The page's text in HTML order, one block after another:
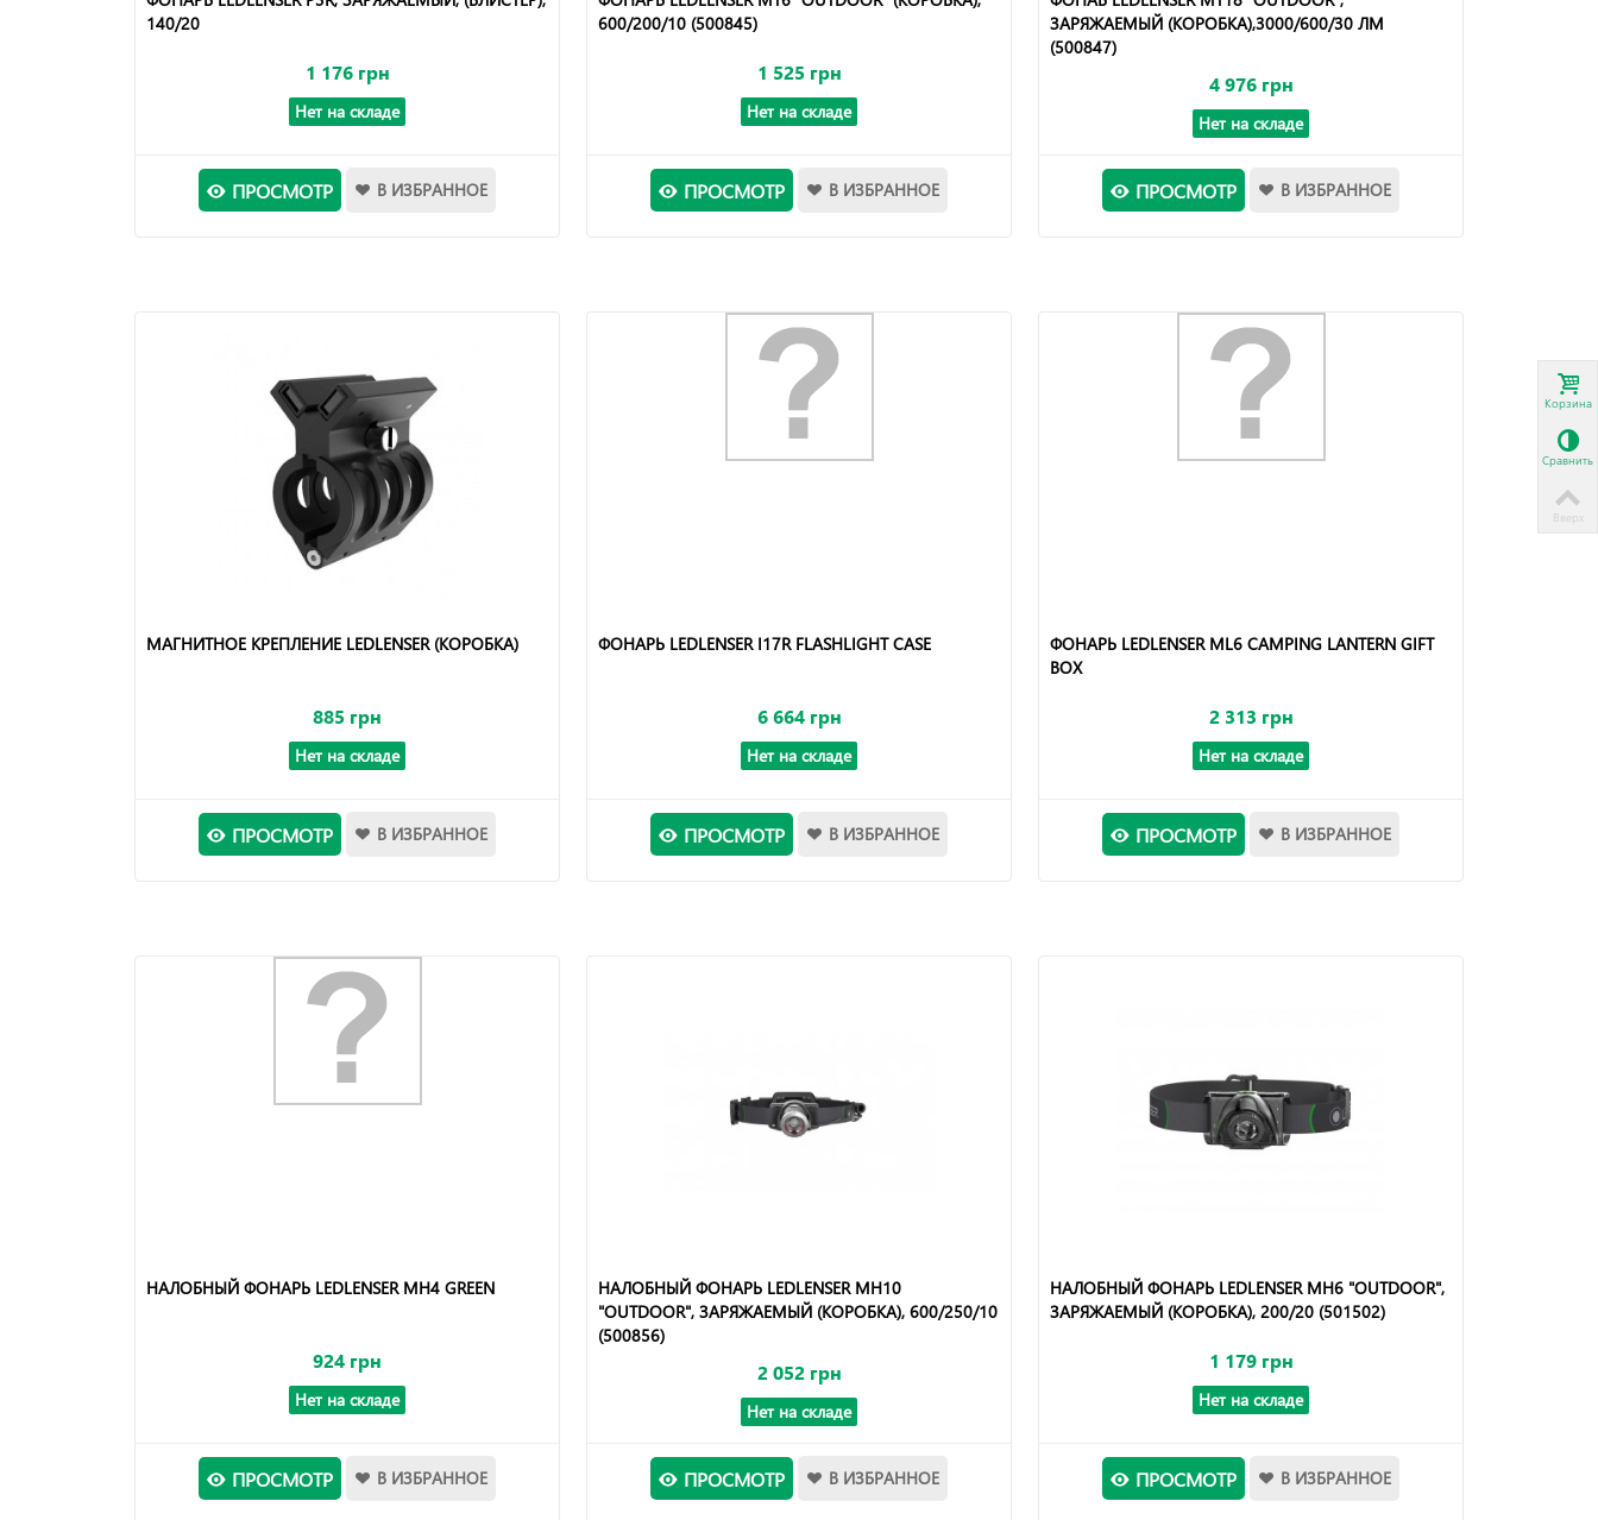
140/20
1 176 грн
Нет на складе
ПРОСМОТР В ИЗБРАННОЕ
600/200/10 (500845)
1 525 грн
Нет на складе
ПРОСМОТР В ИЗБРАННОЕ
ЗАРЯЖАЕМЫЙ (КОРОБКА),3000/600/30 ЛМ
(500847)
4 976 грн
Нет на складе
ПРОСМОТР В ИЗБРАННОЕ
МАГНИТНОЕ КРЕПЛЕНИЕ LEDLENSER (КОРОБКА)
885 грн
Нет на складе
ПРОСМОТР В ИЗБРАННОЕ
ФОНАРЬ LEDLENSER I17R FLASHLIGHT CASE
6 664 грн
Нет на складе
ПРОСМОТР В ИЗБРАННОЕ
ФОНАРЬ LEDLENSER ML6 CAMPING LANTERN GIFT
BOX
2 313 грн
Нет на складе
ПРОСМОТР В ИЗБРАННОЕ
НАЛОБНЫЙ ФОНАРЬ LEDLENSER MH4 GREEN
924 грн
Нет на складе
ПРОСМОТР В ИЗБРАННОЕ
НАЛОБНЫЙ ФОНАРЬ LEDLENSER MH10
"OUTDOOR", ЗАРЯЖАЕМЫЙ (КОРОБКА), 600/250/10
(500856)
2 052 грн
Нет на складе
ПРОСМОТР В ИЗБРАННОЕ
НАЛОБНЫЙ ФОНАРЬ LEDLENSER MH6 "OUTDOOR",
ЗАРЯЖАЕМЫЙ (КОРОБКА), 200/20 (501502)
1 179 грн
Нет на складе
ПРОСМОТР В ИЗБРАННОЕ
Корзина
Сравнить
Вверх